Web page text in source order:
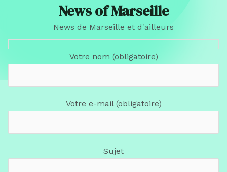
News of Marseille
News de Marseille et d'ailleurs
Votre nom (obligatoire)
Votre e-mail (obligatoire)
Sujet